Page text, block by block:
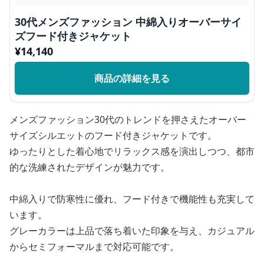
30代メンズファッション 中綿入りオーバーサイ
ズフード付きジャケット
¥14,140
商品の詳細を見る
メンズファッション30代のトレンドを押さえたオーバー
サイズシルエットのフード付きジャケットです。
ゆったりとした着心地でリラックス感を演出しつつ、都市
的な洗練されたデザインが魅力です。
中綿入りで防寒性に優れ、フード付きで機能性も充実して
います。
グレーカラーは上品で落ち着いた印象を与え、カジュアル
からセミフォーマルまで対応可能です。